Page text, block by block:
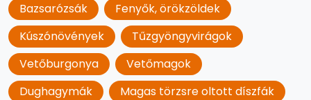
Bazsarózsák
Fenyők, örökzöldek
Kúszónövények
Tűzgyöngyvirágok
Vetőburgonya
Vetőmagok
Dughagymák
Magas törzsre oltott díszfák